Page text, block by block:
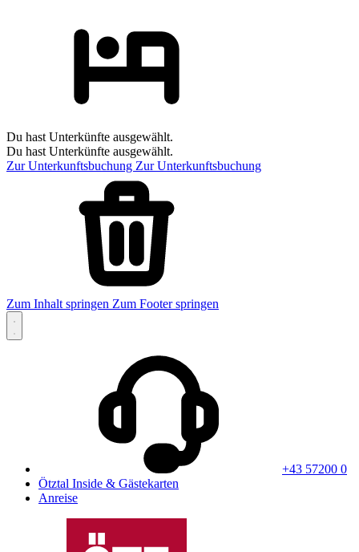
Du hast Unterkünfte ausgewählt.
Du hast Unterkünfte ausgewählt.
Zur Unterkunftsbuchung Zur Unterkunftsbuchung
Zum Inhalt springen Zum Footer springen
+43 57200 0
Ötztal Inside & Gästekarten
Anreise